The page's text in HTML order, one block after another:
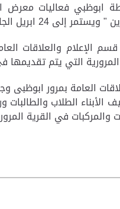
ابوظبي فعاليات معرض
24 ابريل الجاري.
الإعلام والعلاقات
التي يتم
العامة بمرور ابوظبى
الطلاب
في القرية